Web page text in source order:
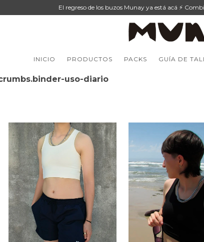
El regreso de los buzos Munay ya está acá ⚡
INICIO PRODUCTOS PACKS GUÍA DE
uso-diario